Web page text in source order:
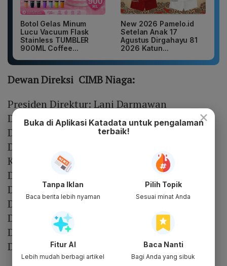
Botol Gelas Minum
Lucu Vacuum Flask
Stainless TUMBLER
900ML Coffee...
New 2026 Pamelo.id
Setelan Anak 17
Agustus Dirgahayu 81
2026 Katun...
Dewan Direksi CIMB Niaga:
Presiden Direktur: Lani Darmawan
Direktur: Lee Kai Kwong
Direktur: John Simon
Direktur merangkap Direktur
Kepatuhan: Fransiska Oei
Direktur: Pandji P. Djajanegara
Direktur: Tjioe Mei Tjuen
Direktur: Henky Sulistyo
Direktur: Joni Raini
Direktur: Rusly Johannes
Direktur: Noviady Wahyudi
×
Buka di Aplikasi Katadata untuk pengalaman
terbaik!
Tanpa Iklan
Baca berita lebih nyaman
Pilih Topik
Sesuai minat Anda
Fitur AI
Lebih mudah berbagi artikel
Baca Nanti
Bagi Anda yang sibuk